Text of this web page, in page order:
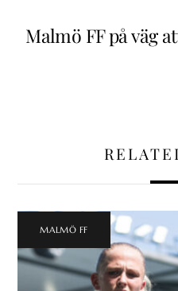
Malmö FF på väg
MALMÖ FF